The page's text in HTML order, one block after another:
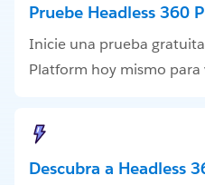
Pruebe Headless 360
Inicie una prueba
Platform hoy mismo para
Descubra a Headless